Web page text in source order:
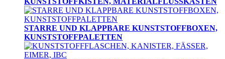
STARRE UND KLAPPBARE KUNSTSTOFFBOXEN,
KUNSTSTOFFPALETTEN